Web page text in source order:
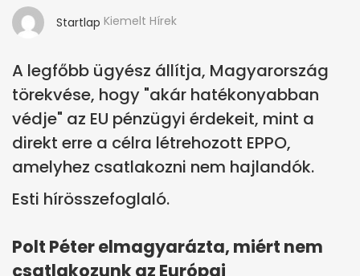
Startlap Kiemelt Hírek
A legfőbb ügyész állítja, Magyarország
törekvése, hogy "akár hatékonyabban
védje" az EU pénzügyi érdekeit, mint a
direkt erre a célra létrehozott EPPO,
amelyhez csatlakozni nem hajlandók.
Esti hírösszefoglaló.
Polt Péter elmagyarázta, miért nem
csatlakozunk az Európai